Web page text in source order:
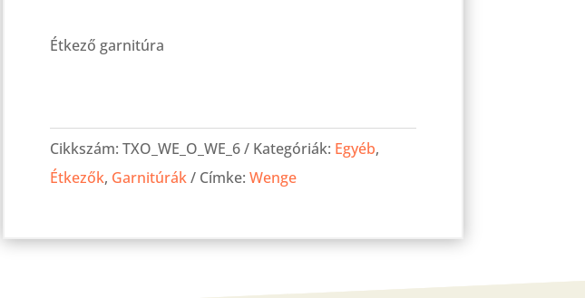
Étkező garnitúra
asztal
160-
as
Cikkszám: TXO_WE_O_WE_6 Kategóriák: Egyéb,
Étkezők, Garnitúrák Címke: Wenge